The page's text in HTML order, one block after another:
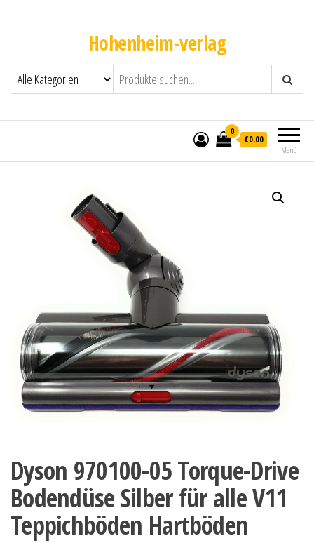
Hohenheim-verlag
Menü
0
€0.00
Dyson 970100-05 Torque-Drive
Bodendüse Silber für alle V11
Teppichböden Hartböden